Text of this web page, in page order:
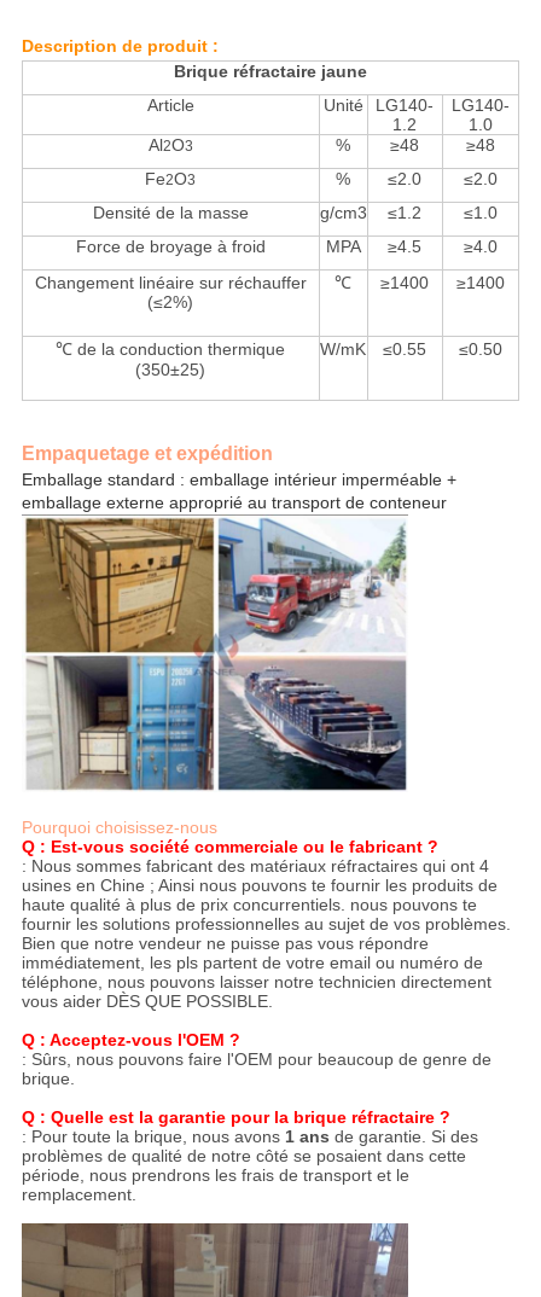
Description de produit :
Brique réfractaire jaune
Article
Unité
LG140-
1.2
LG140-
1.0
Al2O3 % ≥48
≥48
Fe2O3 % ≤2.0
≤2.0
Densité de la masse
g/cm3 ≤1.2
≤1.0
Force de broyage à froid
MPA ≥4.5
≥4.0
Changement linéaire sur réchauffer
(≤2%)
℃ ≥1400 ≥1400
℃ de la conduction thermique
(350±25)
W/mK ≤0.55 ≤0.50
Empaquetage et expédition
Emballage standard : emballage intérieur imperméable +
emballage externe approprié au transport de conteneur
Pourquoi choisissez-nous
Q : Est-vous société commerciale ou le fabricant ?
: Nous sommes fabricant des matériaux réfractaires qui ont 4
usines en Chine ; Ainsi nous pouvons te fournir les produits de
haute qualité à plus de prix concurrentiels. nous pouvons te
fournir les solutions professionnelles au sujet de vos problèmes.
Bien que notre vendeur ne puisse pas vous répondre
immédiatement, les pls partent de votre email ou numéro de
téléphone, nous pouvons laisser notre technicien directement
vous aider DÈS QUE POSSIBLE.
Q : Acceptez-vous l'OEM ?
: Sûrs, nous pouvons faire l'OEM pour beaucoup de genre de
brique.
Q : Quelle est la garantie pour la brique réfractaire ?
: Pour toute la brique, nous avons 1 ans de garantie. Si des
problèmes de qualité de notre côté se posaient dans cette
période, nous prendrons les frais de transport et le
remplacement.